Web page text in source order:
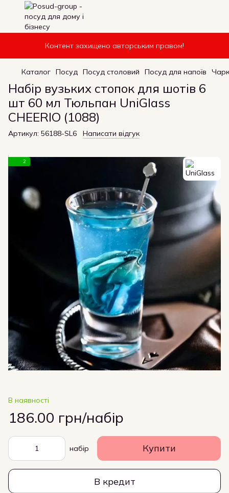
Контент захищено авторським правом!
Каталог Посуд Посуд столовий Посуд для напоїв
Набір вузьких стопок для шотів 6
шт 60 мл Тюльпан UniGlass
CHEERIO (1088)
Артикул: 56188-SL6 Написати відгук
2
В наявності
186.00 грн/набір
набір Купити
В кредит